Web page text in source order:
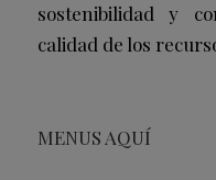
sostenibilidad y
calidad de los
MENUS AQUÍ